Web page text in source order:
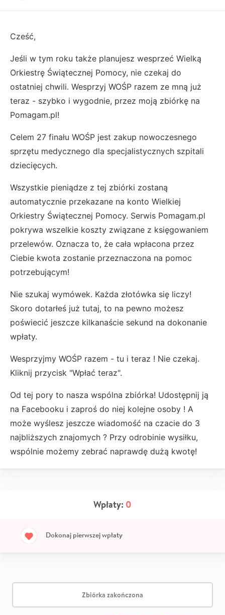
Cześć,
Jeśli w tym roku także planujesz wesprzeć Wielką
Orkiestrę Świątecznej Pomocy, nie czekaj do
ostatniej chwili. Wesprzyj WOŚP razem ze mną już
teraz - szybko i wygodnie, przez moją zbiórkę na
Pomagam.pl!
Celem 27 finału WOŚP jest zakup nowoczesnego
sprzętu medycznego dla specjalistycznych szpitali
dziecięcych.
Wszystkie pieniądze z tej zbiórki zostaną
automatycznie przekazane na konto Wielkiej
Orkiestry Świątecznej Pomocy. Serwis Pomagam.pl
pokrywa wszelkie koszty związane z księgowaniem
przelewów. Oznacza to, że cała wpłacona przez
Ciebie kwota zostanie przeznaczona na pomoc
potrzebującym!
Nie szukaj wymówek. Każda złotówka się liczy!
Skoro dotarłeś już tutaj, to na pewno możesz
poświecić jeszcze kilkanaście sekund na dokonanie
wpłaty.
Wesprzyjmy WOŚP razem - tu i teraz ! Nie czekaj.
Kliknij przycisk "Wpłać teraz".
Od tej pory to nasza wspólna zbiórka! Udostępnij ją
na Facebooku i zaproś do niej kolejne osoby ! A
może wyślesz jeszcze wiadomość na czacie do 3
najbliższych znajomych ? Przy odrobinie wysiłku,
wspólnie możemy zebrać naprawdę dużą kwotę!
Wpłaty: 0
Dokonaj pierwszej wpłaty
Zbiórka zakończona